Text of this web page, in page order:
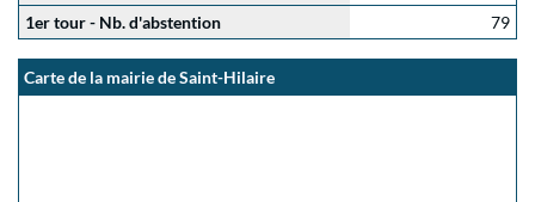
1er tour - Nb. d'abstention
79
Carte de la mairie de Saint-Hilaire